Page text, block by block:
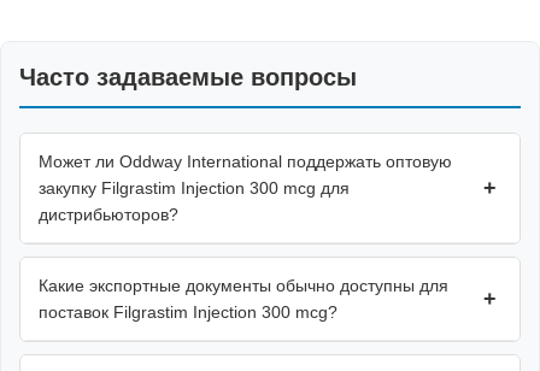
Часто задаваемые вопросы
Может ли Oddway International поддержать оптовую
закупку Filgrastim Injection 300 mcg для
дистрибьюторов?
+
Какие экспортные документы обычно доступны для
поставок Filgrastim Injection 300 mcg?
+